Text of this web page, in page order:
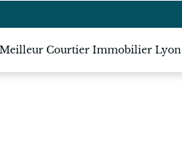
Meilleur Courtier Immobilier Lyon